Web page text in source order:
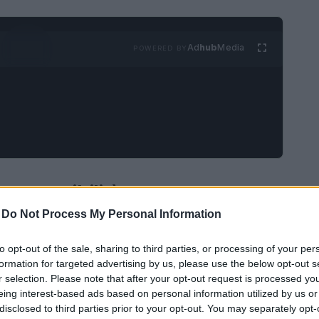
Do Not Process My Personal Information
opt-out of the sale, sharing to third parties, or processing of your
for targeted advertising by us, please use the below opt-out
selection. Please note that after your opt-out request is processed
interest-based ads based on personal information utilized by us
to third parties prior to your opt-out. You may separately
AdhubMedia
sostenibilità
le start-up italiane si stanno
la sostenibilità. Aziende come Treeblok
sviluppando soluzioni innovative per
nell’adempimento degli obblighi normativi,
non solo aiuta le aziende a rispettare